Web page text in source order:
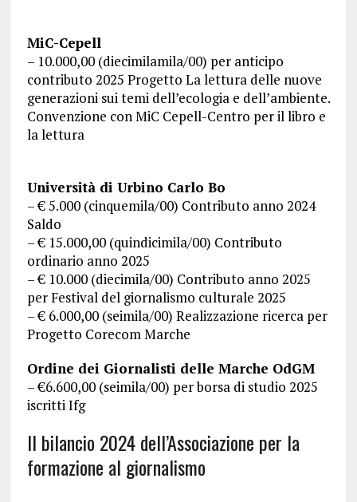
MiC-Cepell
– 10.000,00 (diecimilamila/00) per anticipo
contributo 2025 Progetto La lettura delle nuove
generazioni sui temi dell’ecologia e dell’ambiente.
Convenzione con MiC Cepell-Centro per il libro e
la lettura
Università di Urbino Carlo Bo
– € 5.000 (cinquemila/00) Contributo anno 2024
Saldo
– € 15.000,00 (quindicimila/00) Contributo
ordinario anno 2025
– € 10.000 (diecimila/00) Contributo anno 2025
per Festival del giornalismo culturale 2025
– € 6.000,00 (seimila/00) Realizzazione ricerca per
Progetto Corecom Marche
Ordine dei Giornalisti delle Marche OdGM
– €6.600,00 (seimila/00) per borsa di studio 2025
iscritti Ifg
Il bilancio 2024 dell’Associazione per la
formazione al giornalismo